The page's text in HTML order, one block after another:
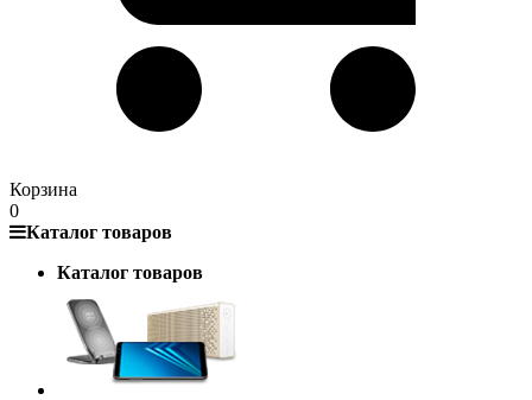
Корзина
0
Каталог товаров
Каталог товаров